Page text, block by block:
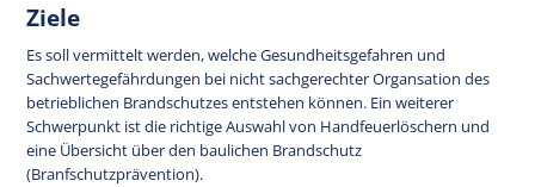
Ziele
Es soll vermittelt werden, welche Gesundheitsgefahren und
Sachwertegefährdungen bei nicht sachgerechter Organsation des
betrieblichen Brandschutzes entstehen können. Ein weiterer
Schwerpunkt ist die richtige Auswahl von Handfeuerlöschern und
eine Übersicht über den baulichen Brandschutz
(Branfschutzprävention).